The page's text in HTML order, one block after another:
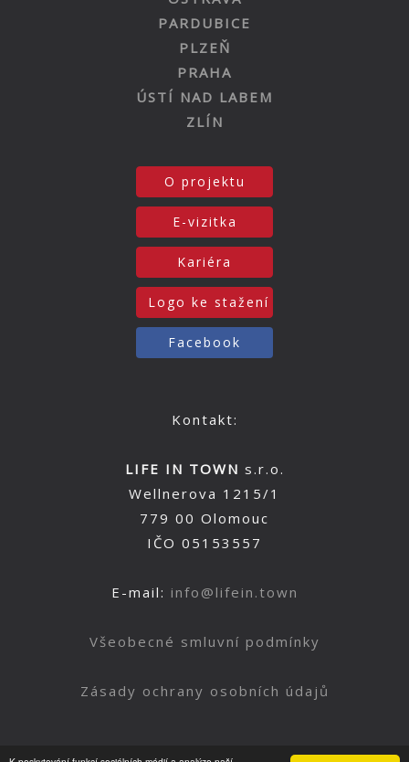
PARDUBICE
PLZEŇ
PRAHA
ÚSTÍ NAD LABEM
ZLÍN
O projektu
E-vizitka
Kariéra
Logo ke stažení
Facebook
Kontakt:
LIFE IN TOWN s.r.o.
Wellnerova 1215/1
779 00 Olomouc
IČO 05153557
E-mail: info@lifein.town
Všeobecné smluvní podmínky
Zásady ochrany osobních údajů